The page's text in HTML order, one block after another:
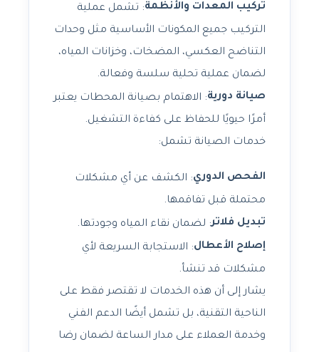
تركيب المعدات والأنظمة: تشمل عملية
التركيب جميع المكونات الأساسية مثل وحدات
التناضح العكسي، المضخات، وخزانات المياه،
لضمان عملية تحلية سلسة وفعالة.
صيانة دورية: الاهتمام بصيانة المحطات يعتبر
أمرًا حيويًا للحفاظ على كفاءة التشغيل.
خدمات الصيانة تشمل:
الفحص الدوري: الكشف عن أي مشكلات
محتملة قبل تفاقمها.
تبديل فلاتر: لضمان نقاء المياه وجودتها.
إصلاح الأعطال: الاستجابة السريعة لأي
مشكلات قد تنشأ.
يشار إلى أن هذه الخدمات لا تقتصر فقط على
الناحية التقنية، بل تشمل أيضًا الدعم الفني
وخدمة العملاء على مدار الساعة لضمان رضا